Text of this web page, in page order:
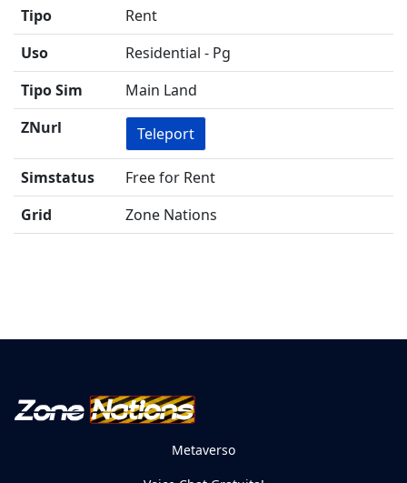
Tipo
Rent
Uso
Residential - Pg
Tipo Sim
Main Land
ZNurl
Teleport
Simstatus
Free for Rent
Grid
Zone Nations
Metaverso